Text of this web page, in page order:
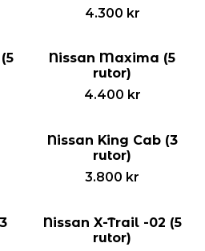
4.300 kr
Nissan Maxima (5
rutor)
4.400 kr
Nissan King Cab (3
rutor)
3.800 kr
Nissan X-Trail -02 (5
rutor)